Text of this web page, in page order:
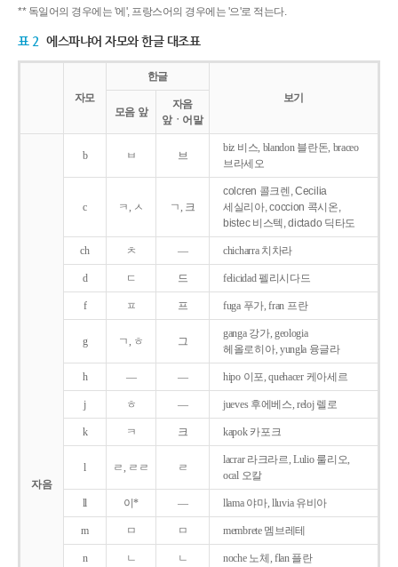
** 독일어의 경우에는 '에', 프랑스어의 경우에는 '으'로 적는다.
표 2 에스파냐어 자모와 한글 대조표
자모
한글
보기
모음 앞
자음
앞ㆍ어말
자음
b ㅂ 브
biz 비스, blandon 블란돈, braceo
브라세오
c ㅋ, ㅅ ㄱ, 크
colcren 콜크렌, Cecilia
세실리아, coccion 콕시온,
bistec 비스텍, dictado 딕타도
ch ㅊ ― chicharra 치차라
d ㄷ 드 felicidad 펠리시다드
f ㅍ 프 fuga 푸가, fran 프란
g ㄱ, ㅎ 그
ganga 강가, geologia
헤올로히아, yungla 융글라
h ― ― hipo 이포, quehacer 케아세르
j ㅎ ― jueves 후에베스, reloj 렐로
k ㅋ 크 kapok 카포크
l ㄹ, ㄹㄹ ㄹ
lacrar 라크라르, Lulio 룰리오,
ocal 오칼
ll 이* ― llama 야마, lluvia 유비아
m ㅁ ㅁ membrete 멤브레테
n ㄴ ㄴ noche 노체, flan 플란